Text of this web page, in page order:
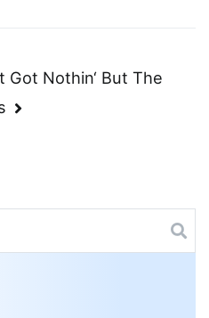
Got Nothin‘ But The